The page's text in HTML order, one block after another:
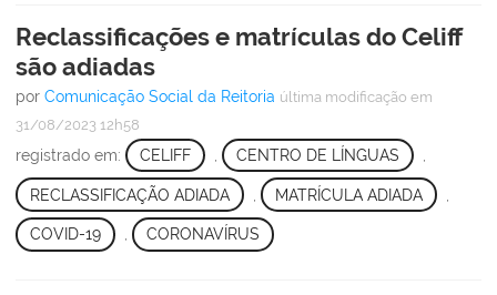
Reclassificações e matrículas do Celiff
são adiadas
por Comunicação Social da Reitoria última modificação em
31/08/2023 12h58
registrado em: CELIFF CENTRO DE LÍNGUAS
RECLASSIFICAÇÃO ADIADA MATRÍCULA ADIADA
COVID-19 , CORONAVÍRUS